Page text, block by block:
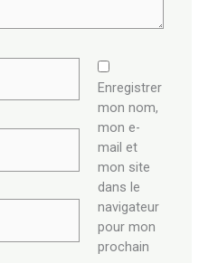
Enregistrer
mon nom,
mon e-
mail et
mon site
dans le
navigateur
pour mon
prochain